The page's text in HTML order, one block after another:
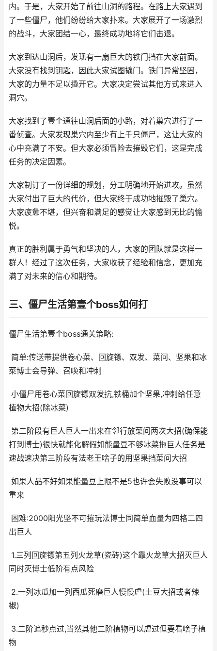
内。于是，大家开始了前往山洞的路程。在路上大家遇到
了一些僵尸，他们纷纷给大家扑来。大家展开了一场激烈
的战斗，大家团结一心，最终成功地将它们击退。
大家到达山洞后，发现有一扇巨大的铁门挡在大家前面。
大家没有找到钥匙，因此大家试图撬门。铁门异常坚固，
大家的力量不足以撬开它。大家决定尝试其他方式来进入
洞穴。
大家找到了壹个通往山洞后面的小路，对着巢穴进行了一
番侦查。大家发现巢穴内至少有上千只僵尸，这让大家的
心中充满了不安。但大家必须冒险去摧毁它们，这是完成
任务的决定因素。
大家制订了一份详细的规划，分工明确地开始进攻。虽然
大家付出了巨大的代价，但大家终于成功地摧毁了巢穴。
大家疲惫不堪，但兴奋和满足的感觉让大家感到无比的愉
悦。
真正的胜利属于勇气和坚决的人，大家的团队就是这样一
群人！经过了这次任务，大家收获了经验和信念，更加充
满了对未来的信心和期待。
三、僵尸生活第壹个boss如何打
僵尸生活第壹个boss通关策略:
简单:传送带提供卷心菜、回旋镖、双发、菜问、坚果和冰
菜博士会导弹、召唤和冲刺
小僵尸用卷心菜回旋镖双发抗,铁桶加个坚果,冲刺给任意
植物大招(除冰菜)
第二阶段有巨人巨人一出来在邻行放菜问两次大招(确保能
打到博士)很快就能化解假如能量豆不够冰菜拖巨人任务是
速战速决第三阶段有法老王啥子的用坚果挡菜问大招
如果人品不好如果能量豆上限不是5也许会失败没事可以
重来
困难:2000阳光坚不可摧玩法博士同简单血量为四格二四
出巨人
1.三列回旋镖第五列火龙草(瓷砖)这个靠火龙草大招灭巨人
同时灭博士低阶有点风险
2.一列冰瓜加一列西瓜死磨巨人慢慢虐(土豆大招或者辣
椒)
3.二阶追秒点过,当然其他二阶植物可以虐过但要看啥子植
物